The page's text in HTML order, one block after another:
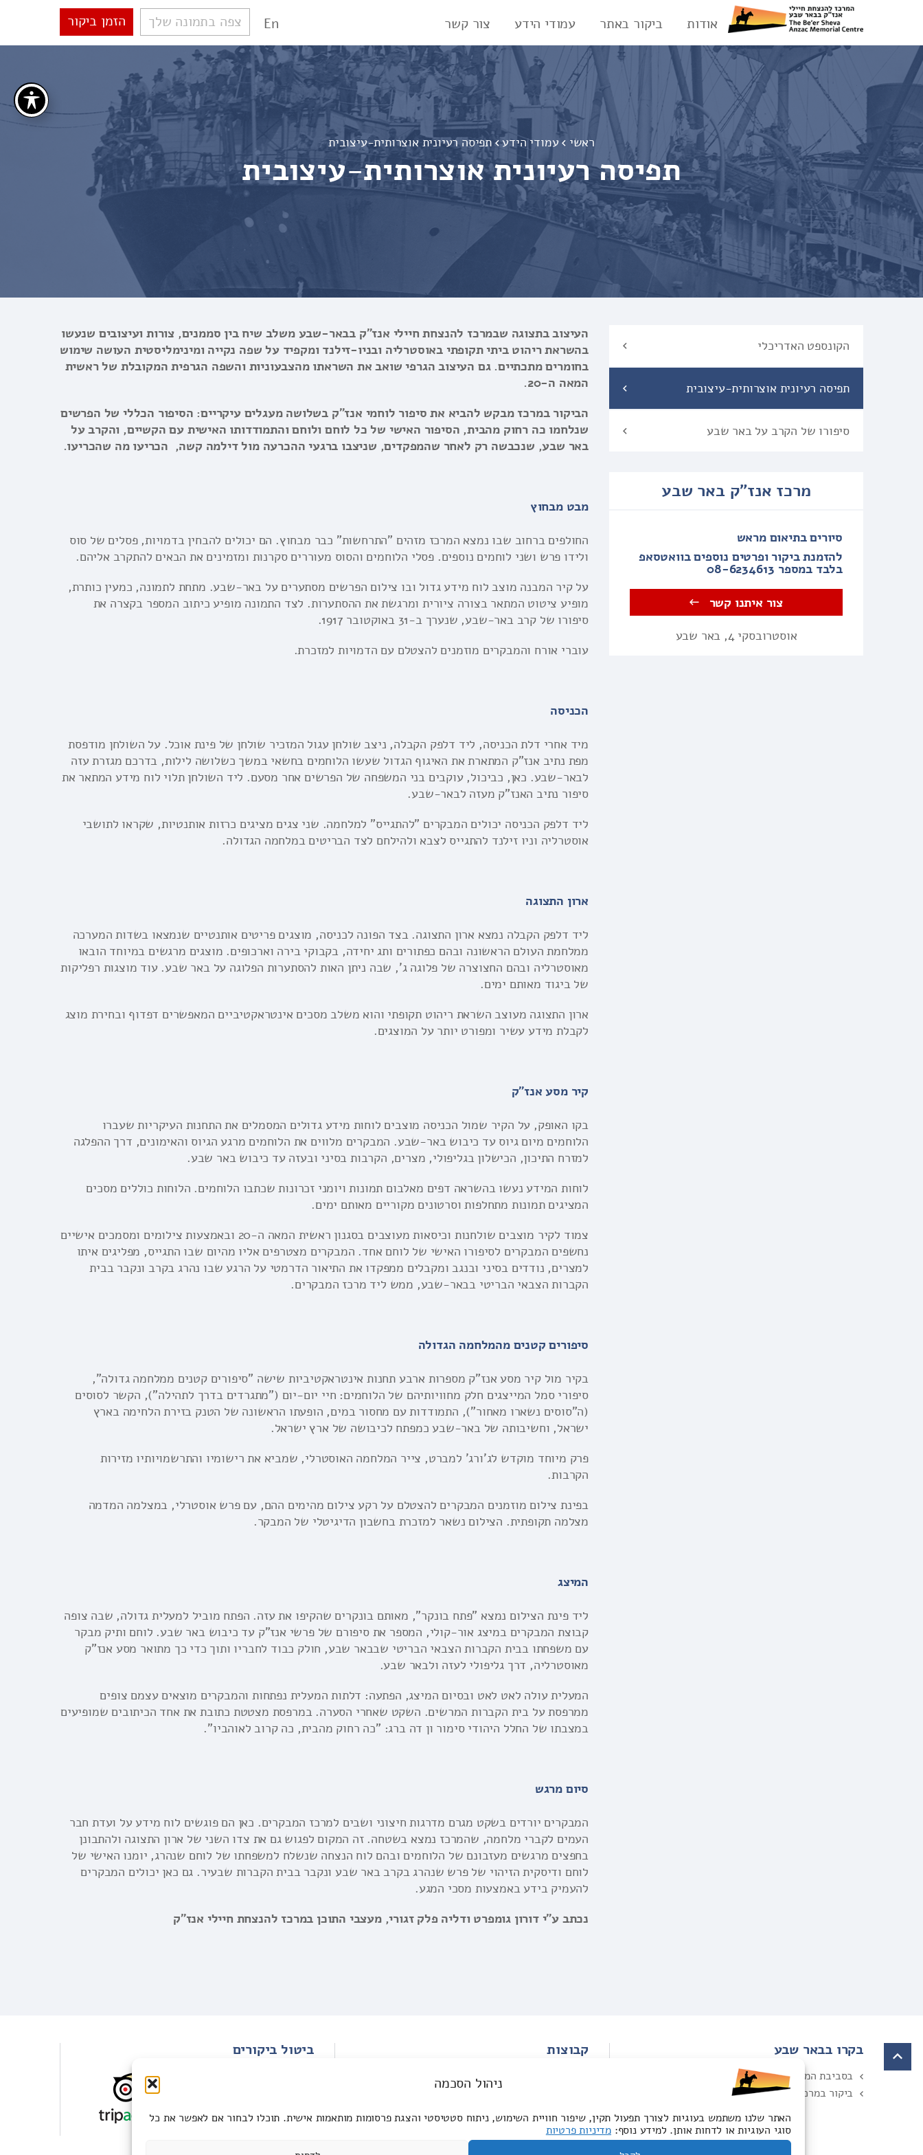
ניהול הסכמה
האתר שלנו משתמש בעוגיות לצורך תפעול תקין, שיפור חוויית השימוש, ניתוח סטטיסטי והצגת פרסומות מותאמות אישית. תוכלו לבחור אם לאפשר את כל
סוגי העוגיות או לדחות אותן. למידע נוסף:מדיניות פרטיות
אודות ביקור באתר עמודי הידע צור קשר צפה בתמונה שלך הזמן ביקור En
ראשי עמודי הידע תפיסה רעיונית אוצרותית-עיצובית
תפיסה רעיונית אוצרותית-עיצובית
הקונספט האדריכלי
תפיסה רעיונית אוצרותית-עיצובית
סיפורו של הקרב על באר שבע
מרכז אנז"ק באר שבע
סיורים בתיאום מראש
להזמנת ביקור ופרטים נוספים בוואטסאפ
בלבד במספר 08-6234613
צור איתנו קשר
אוסטרובסקי 4, באר שבע
העיצוב בתצוגה שבמרכז להנצחת חיילי אנז"ק בבאר-שבע משלב שיח בין סממנים, צורות ועיצובים שנעשו
בהשראת ריהוט ביתי תקופתי באוסטרליה ובניו-זילנד ומקפיד על שפה נקייה ומינימליסטית העושה שימוש
בחומרים מתכתיים. גם העיצוב הגרפי שואב את השראתו מהצבעוניות והשפה הגרפית המקובלת של ראשית
המאה ה-20.
הביקור במרכז מבקש להביא את סיפור לוחמי אנז"ק בשלושה מעגלים עיקריים: הסיפור הכללי של הפרשים
שנלחמו כה רחוק מהבית, הסיפור האישי של כל לוחם ולוחם והתמודדותו האישית עם הקשיים, והקרב על
באר שבע, שנכבשה רק לאחר שהמפקדים, שניצבו ברגעי ההכרעה מול דילמה קשה, הכריעו מה שהכריעו.
מבט מבחוץ
החולפים ברחוב שבו נמצא המרכז מזהים "התרחשות" כבר מבחוץ. הם יכולים להבחין בדמויות, פסלים של סוס
ולידו פרש ושני לוחמים נוספים. פסלי הלוחמים והסוס מעוררים סקרנות ומזמינים את הבאים להתקרב אליהם.
על קיר המבנה מוצב לוח מידע גדול ובו צילום הפרשים מסתערים על באר-שבע. מתחת לתמונה, כמעין כותרת,
מופיע ציטוט המתאר בצורה ציורית ומרגשת את ההסתערות. לצד התמונה מופיע כיתוב המספר בקצרה את
סיפורו של קרב באר-שבע, שנערך ב-31 באוקטובר 1917.
עוברי אורח והמבקרים מוזמנים להצטלם עם הדמויות למזכרת.
הכניסה
מיד אחרי דלת הכניסה, ליד דלפק הקבלה, ניצב שולחן עגול המזכיר שולחן של פינת אוכל. על השולחן מודפסת
מפת נתיב אנז"ק המתארת את האיגוף הגדול שעשו הלוחמים בחשאי במשך כשלושה לילות, בדרכם מגזרת עזה
לבאר-שבע. כאן, כביכול, עוקבים בני המשפחה של הפרשים אחר מסעם. ליד השולחן תלוי לוח מידע המתאר את
סיפור נתיב האנז"ק מעזה לבאר-שבע.
ליד דלפק הכניסה יכולים המבקרים "להתגייס" למלחמה. שני צגים מציגים כרזות אותנטיות, שקראו לתושבי
אוסטרליה וניו זילנד להתגייס לצבא ולהילחם לצד הבריטים במלחמה הגדולה.
ארון התצוגה
ליד דלפק הקבלה נמצא ארון התצוגה. בצד הפונה לכניסה, מוצגים פריטים אותנטיים שנמצאו בשדות המערכה
ממלחמת העולם הראשונה ובהם כפתורים ותג יחידה, בקבוקי בירה וארכופים. מוצגים מרגשים במיוחד הובאו
מאוסטרליה ובהם החצוצרה של פלוגה ג', שבה ניתן האות להסתערות הפלוגה על באר שבע. עוד מוצגות רפליקות
של ביגוד מאותם ימים.
ארון התצוגה מעוצב השראת ריהוט תקופתי והוא משלב מסכים אינטראקטיביים המאפשרים דפדוף ובחירת מוצג
לקבלת מידע עשיר ומפורט יותר על המוצגים.
קיר מסע אנז"ק
בקו האופק, על הקיר שמול הכניסה מוצבים לוחות מידע גדולים המסמלים את התחנות העיקריות שעברו
הלוחמים מיום גיוס עד כיבוש באר-שבע. המבקרים מלווים את הלוחמים מרגע הגיוס והאימונים, דרך ההפלגה
למזרח התיכון, הכישלון בגליפולי, מצרים, הקרבות בסיני ובעזה עד כיבוש באר שבע.
לוחות המידע נעשו בהשראה דפים מאלבום תמונות ויומני זכרונות שכתבו הלוחמים. הלוחות כוללים מסכים
המציגים תמונות מתחלפות וסרטונים מקוריים מאותם ימים.
צמוד לקיר מוצבים שולחנות וכיסאות מעוצבים בסגנון ראשית המאה ה-20 ובאמצעות צילומים ומסמכים אישיים
נחשפים המבקרים לסיפורו האישי של לוחם אחד. המבקרים מצטרפים אליו מהיום שבו התגייס, מפליגים איתו
למצרים, נודדים בסיני ובנגב ומקבלים ממפקדו את התיאור הדרמטי על הרגע שבו נהרג בקרב ונקבר בבית
הקברות הצבאי הבריטי בבאר-שבע, ממש ליד מרכז המבקרים.
סיפורים קטנים מהמלחמה הגדולה
בקיר מול קיר מסע אנז"ק מספרות ארבע תחנות אינטראקטיביות שישה "סיפורים קטנים ממלחמה גדולה",
סיפורי סמל המייצגים חלק מחוויותיהם של הלוחמים: חיי יום-יום ("מתגרדים בדרך לתהילה"), הקשר לסוסים
(ה"סוסים נשארו מאחור"), התמודדות עם מחסור במים, הופעתו הראשונה של הטנק בזירת הלחימה בארץ
ישראל, וחשיבותה של באר-שבע כמפתח לכיבושה של ארץ ישראל.
פרק מיוחד מוקדש לג'ורג' למברט, צייר המלחמה האוסטרלי, שמביא את רישומיו והתרשמויותיו מזירות
הקרבות.
בפינת צילום מוזמנים המבקרים להצטלם על רקע צילום מהימים ההם, עם פרש אוסטרלי, במצלמה המדמה
מצלמה תקופתית. הצילום נשאר למזכרת בחשבון הדיגיטלי של המבקר.
המיצג
ליד פינת הצילום נמצא "פתח בונקר", מאותם בונקרים שהקיפו את עזה. הפתח מוביל למעלית גדולה, שבה צופה
קבוצת המבקרים במיצג אור-קולי, המספר את סיפורם של פרשי אנז"ק עד כיבוש באר שבע. לוחם ותיק מבקר
עם משפחתו בבית הקברות הצבאי הבריטי שבבאר שבע, חולק כבוד לחבריו ותוך כדי כך מתואר מסע אנז"ק
מאוסטרליה, דרך גליפולי לעזה ולבאר שבע.
המעלית עולה לאט לאט ובסיום המיצג, הפתעה: דלתות המעלית נפתחות והמבקרים מוצאים עצמם צופים
ממרפסת על בית הקברות המרשים. השקט שאחרי הסערה. במרפסת מצטטת כתובת את אחד הכיתובים שמופיעים
במצבתו של החלל היהודי סימור ון דה ברג: "כה רחוק מהבית, כה קרוב לאוהביו".
סיום מרגש
המבקרים יורדים בשקט מגרם מדרגות חיצוני ושבים למרכז המבקרים. כאן הם פוגשים לוח מידע על ועדת חבר
העמים לקברי מלחמה, שהמרכז נמצא בשטחה. זה המקום לפגוש גם את צדו השני של ארון התצוגה ולהתבונן
בחפצים מרגשים מעזבונם של הלוחמים ובהם לוח הנצחה שנשלח למשפחתו של לוחם שנהרג, יומנו האישי של
לוחם ודיסקית הזיהוי של פרש שנהרג בקרב באר שבע ונקבר בבית הקברות שבעיר. גם כאן יכולים המבקרים
להעמיק בידע באמצעות מסכי המגע.
נכתב ע"י דורון גומפרט ודליה פלק זגורי, מעצבי התוכן במרכז להנצחת חיילי אנז"ק
בקרו בבאר שבע
בסביבת המוזיאון
ביקור במרכז
קבוצות
סיפור המרכז להנצחת חיילי אנז"ק
ביטול ביקורים